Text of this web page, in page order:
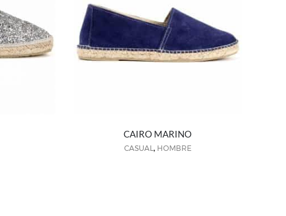
CAIRO MARINO
CASUAL , HOMBRE